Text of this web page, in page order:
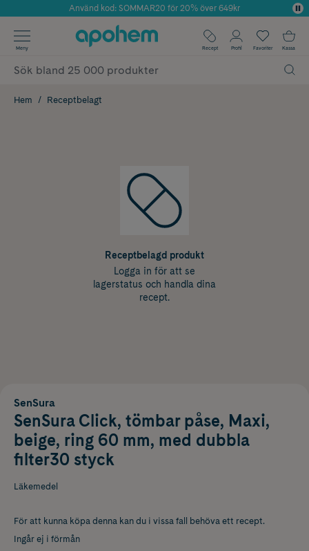
Årets Butik 2025 inom Skönhet
Använd kod: SOMMAR20 för 20% över 649kr
✓ Fri frakt
✓ Poäng på alla köp*
Meny Recept Profil Favoriter Kassa
Hem Receptbelagt
Receptbelagd produkt
Logga in för att se
lagerstatus och handla dina
recept.
SenSura
SenSura Click, tömbar påse, Maxi,
beige, ring 60 mm, med dubbla
filter30 styck
Läkemedel
För att kunna köpa denna kan du i vissa fall behöva ett recept.
Ingår ej i förmån